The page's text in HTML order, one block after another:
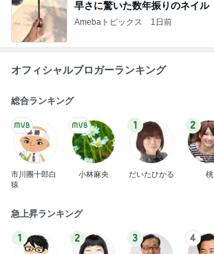
早さに驚いた数年振りのネイル
Amebaトピックス 1日前
オフィシャルブロガーランキング
総合ランキング
市川團十郎白
猿
小林麻央
1
だいたひかる
2
桃
急上昇ランキング
1 2 3 4